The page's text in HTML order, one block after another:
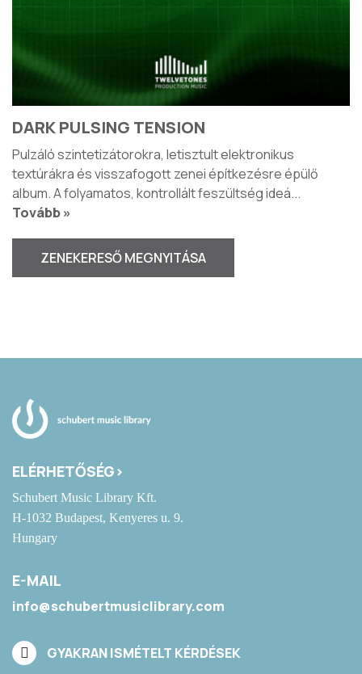
DARK PULSING TENSION
Pulzáló szintetizátorokra, letisztult elektronikus
textúrákra és visszafogott zenei építkezésre épülő
album. A folyamatos, kontrollált feszültség ideá...
Tovább »
ZENEKERESŐ MEGNYITÁSA
ELÉRHETŐSÉG>
Schubert Music Library Kft.
H-1032 Budapest, Kenyeres u. 9.
Hungary
E-MAIL
info@schubertmusiclibrary.com
GYAKRAN ISMÉTELT KÉRDÉSEK